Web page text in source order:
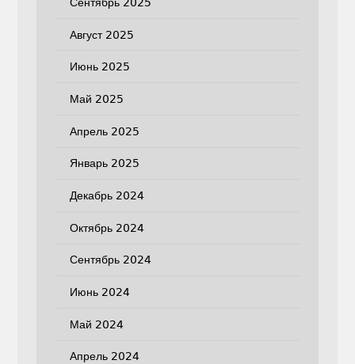
Август 2025
Июнь 2025
Май 2025
Апрель 2025
Январь 2025
Декабрь 2024
Октябрь 2024
Сентябрь 2024
Июнь 2024
Май 2024
Апрель 2024